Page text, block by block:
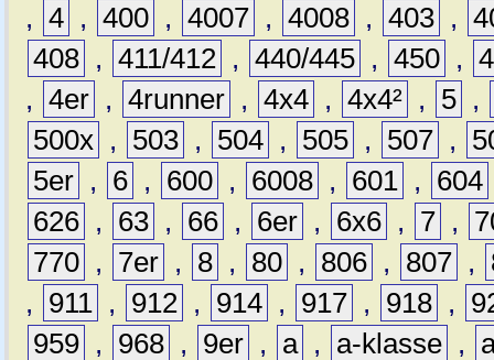
, 4 , 400 , 4007 , 4008 , 403 ,
408 , 411/412 , 440/445 , 450 ,
, 4er , 4runner , 4x4 , 4x4² , 5 ,
500x , 503 , 504 , 505 , 507 ,
5er , 6 , 600 , 6008 , 601 , 604
626 , 63 , 66 , 6er , 6x6 , 7 ,
770 , 7er , 8 , 80 , 806 , 807 ,
,
911 , 912 , 914 , 917 , 918 ,
959 , 968 , 9er , a , a-klasse ,